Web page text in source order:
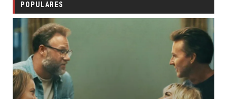
POPULARES